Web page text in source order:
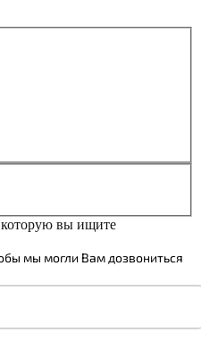
которую вы ищите
мы могли Вам дозвониться